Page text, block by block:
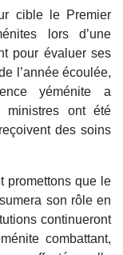
cible le Premier
lors d’une
pour évaluer ses
l’année écoulée,
yéménite a
ministres ont été
des soins
promettons que le
son rôle en
continueront
combattant,